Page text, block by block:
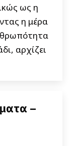
ως η
η μέρα
αρχίζει
–